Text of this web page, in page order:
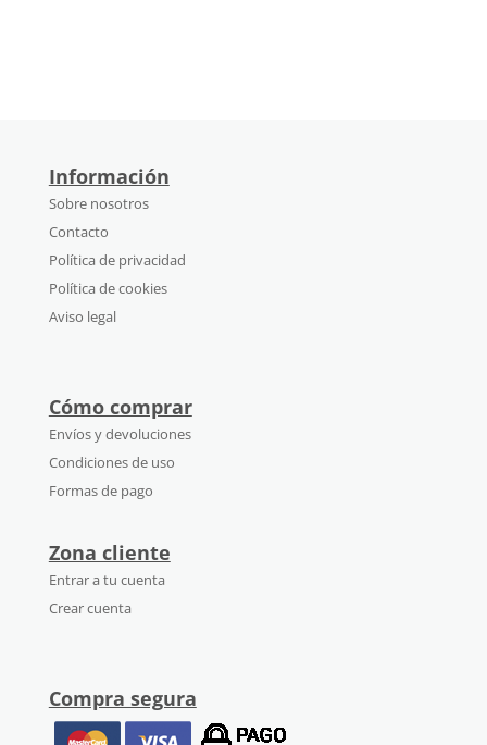
Información
Sobre nosotros
Contacto
Política de privacidad
Política de cookies
Aviso legal
Cómo comprar
Envíos y devoluciones
Condiciones de uso
Formas de pago
Zona cliente
Entrar a tu cuenta
Crear cuenta
Compra segura